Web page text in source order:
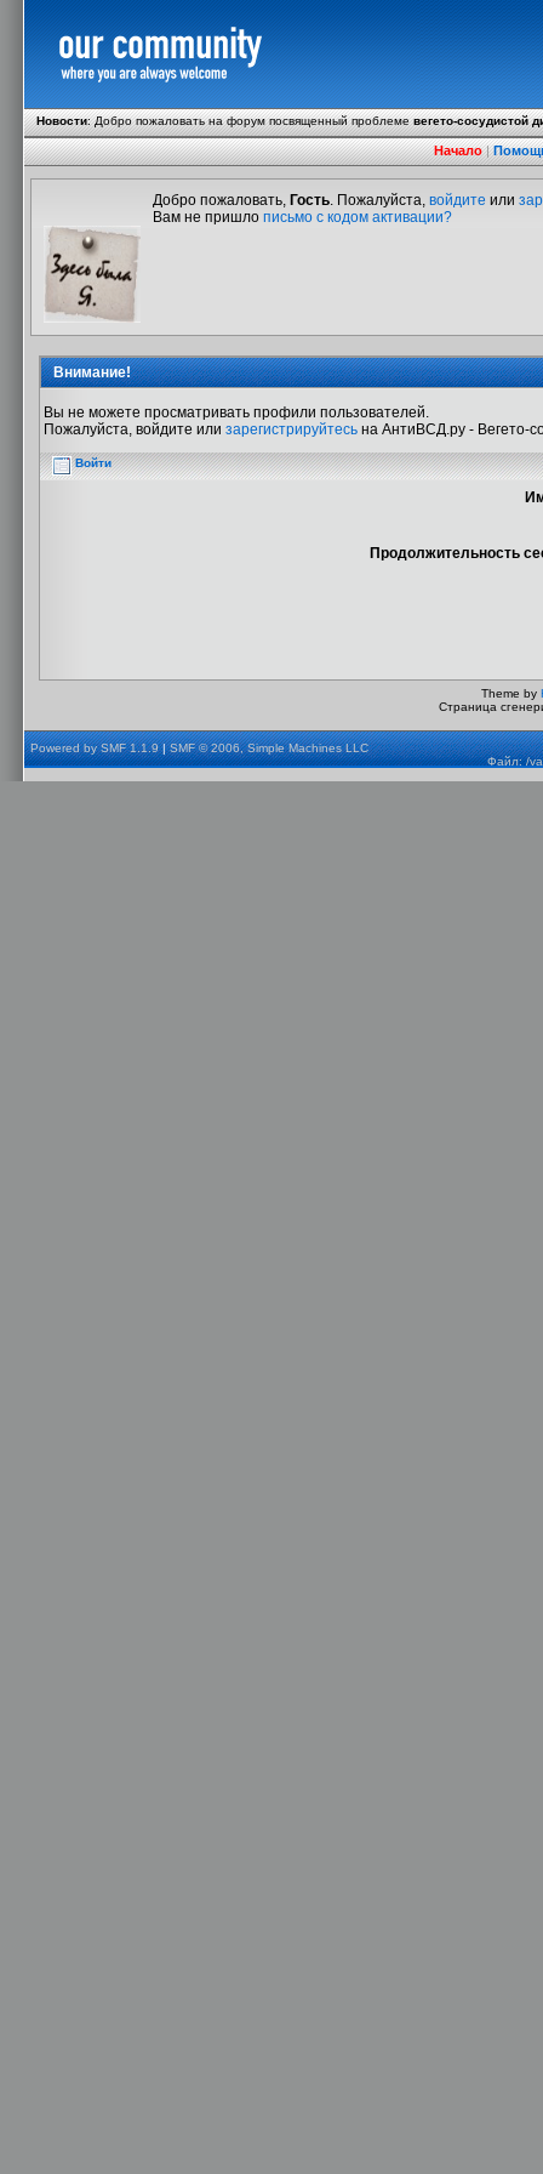
Новости:Добро пожаловать на форум посвященный проблемевегето-сосудистой
Начало|
Добро пожаловать, Гость. Пожалуйста, войдите или
Вам не пришло письмо с кодом активации?
Внимание!
Вы не можете просматривать профили пользователей.
Пожалуйста, войдите или зарегистрируйтесь на АнтиВСД.ру - Вегето-
Войти
Продолжительность
Theme by
Страница
Powered by SMF 1.1.9|SMF © 2006, Simple Machines LLC
Файл: /